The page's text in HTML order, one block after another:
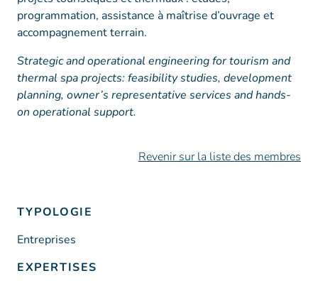
TYPOLOGIE
Entreprises
EXPERTISES
programmation, assistance à maîtrise d’ouvrage et
accompagnement terrain.
Strategic and operational engineering for tourism and
thermal spa projects: feasibility studies, development
planning, owner’s representative services and hands-
on operational support.
Revenir sur la liste des membres